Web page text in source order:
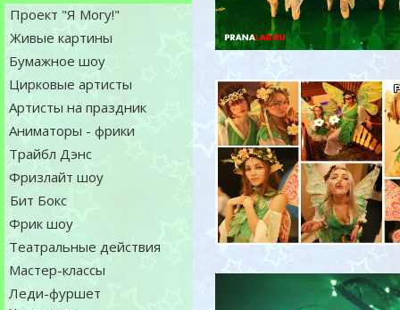
Проект "Я Могу!"
Живые картины
Бумажное шоу
Цирковые артисты
Артисты на праздник
Трайбл Дэнс
Аниматоры - фрики
Фризлайт шоу
Бит Бокс
Фрик шоу
Театральные действия
Мастер-классы
Леди-фуршет